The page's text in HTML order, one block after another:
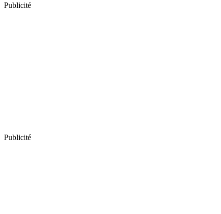
Publicité
Publicité